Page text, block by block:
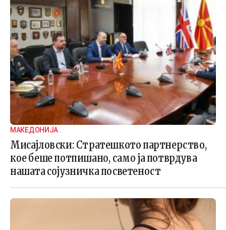
МАКЕДОНИЈА .
Мисајловски: Стратешкото партнерство,
кое беше потпишано, само ја потврдува
нашата сојузничка посветеност